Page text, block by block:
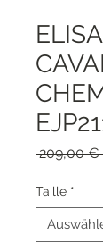
209,00 €
Taille *